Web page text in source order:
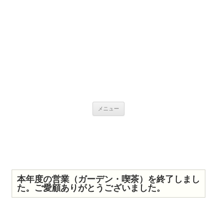
ログ
メニュー
本年度の営業（ガーデン・喫茶）を終了しまし
た。ご愛顧ありがとうございました。